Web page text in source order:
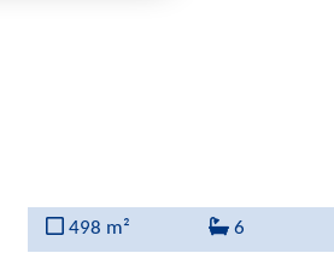
498 m² 6